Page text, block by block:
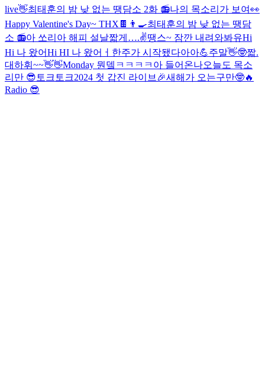
live👋최태훈의 밤 낮 없는 땡담소 2화 📻나의 목소리가 보여👀
Happy Valentine's Day~ THX🍫👨‍🍳최태훈의 밤 낮 없는 땡담
소 📻아 쏘리 아 해피 설날짧게….✌️땡스~ 잠깐 내려와봐유Hi
Hi 나 왔어Hi HI 나 왔어ㅓ 한주가 시작됐다아아💪주말👋🤓짧.
대하휘~~👋👋Monday 뭔뎈ㅋㅋㅋㅋ 아 들어온나오늘도 목소
리만 😎 토크토크2024 첫 갑진 라이브🎉새해가 오는구만🤓🔥
Radio 😎